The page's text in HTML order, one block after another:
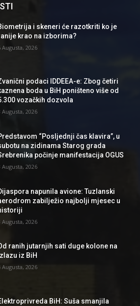
i skeneri će razotkriti ko je
krao na izborima?
Augusta, 2026
podaci IDDEEA-e: Zbog četiri
boda u BiH poništeno više od
vozačkih dozvola
Augusta, 2026
“Posljednji čas klavira”, u
na zidinama Starog grada
počinje manifestacija OGUS
Augusta, 2026
napunila avione: Tuzlanski
zabilježio najbolji mjesec u
Augusta, 2026
ranih jutarnjih sati duge kolone na
iz BiH
Augusta, 2026
BiH: Suša smanjila